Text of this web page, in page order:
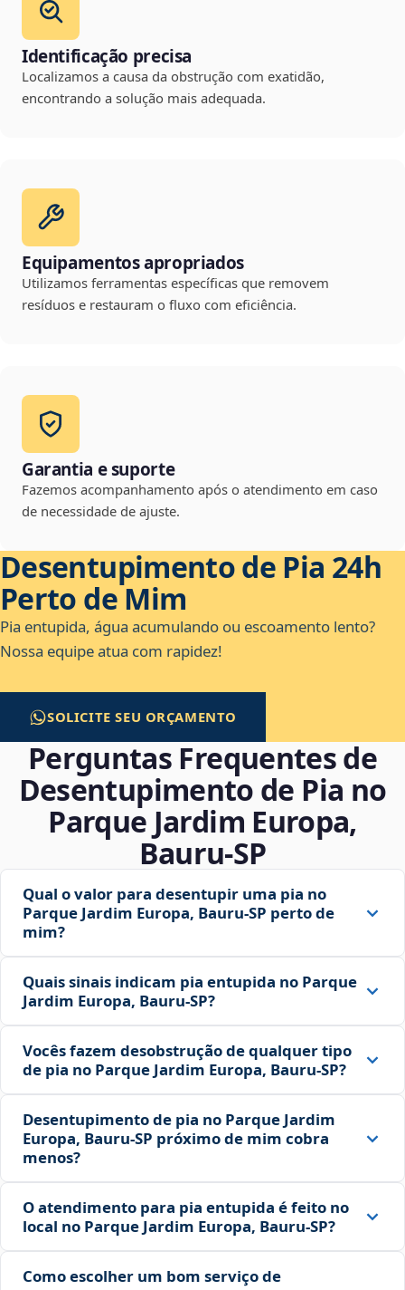
Identificação precisa
Localizamos a causa da obstrução com exatidão,
encontrando a solução mais adequada.
Equipamentos apropriados
Utilizamos ferramentas específicas que removem
resíduos e restauram o fluxo com eficiência.
Garantia e suporte
Fazemos acompanhamento após o atendimento em caso
de necessidade de ajuste.
Desentupimento de Pia 24h
Perto de Mim
Pia entupida, água acumulando ou escoamento lento?
Nossa equipe atua com rapidez!
SOLICITE SEU ORÇAMENTO
Perguntas Frequentes de
Desentupimento de Pia no
Parque Jardim Europa,
Bauru‑SP
Qual o valor para desentupir uma pia no
Parque Jardim Europa, Bauru‑SP perto de
mim?
Quais sinais indicam pia entupida no Parque
Jardim Europa, Bauru‑SP?
Vocês fazem desobstrução de qualquer tipo
de pia no Parque Jardim Europa, Bauru‑SP?
Desentupimento de pia no Parque Jardim
Europa, Bauru‑SP próximo de mim cobra
menos?
O atendimento para pia entupida é feito no
local no Parque Jardim Europa, Bauru‑SP?
Como escolher um bom serviço de